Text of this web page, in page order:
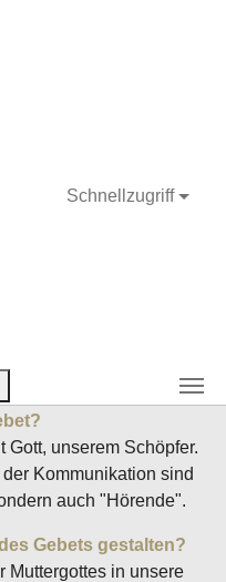
Schnellzugriff
zu lassen.
Gott, unserem Schöpfer.
Kommunikation sind
auch "Hörende".
Gebets gestalten?
Muttergottes in unsere